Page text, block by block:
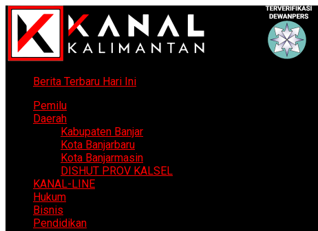
Berita Terbaru Hari Ini
Pemilu
Daerah
Kabupaten Banjar
Kota Banjarbaru
Kota Banjarmasin
DISHUT PROV KALSEL
KANAL-LINE
Hukum
Bisnis
Pendidikan